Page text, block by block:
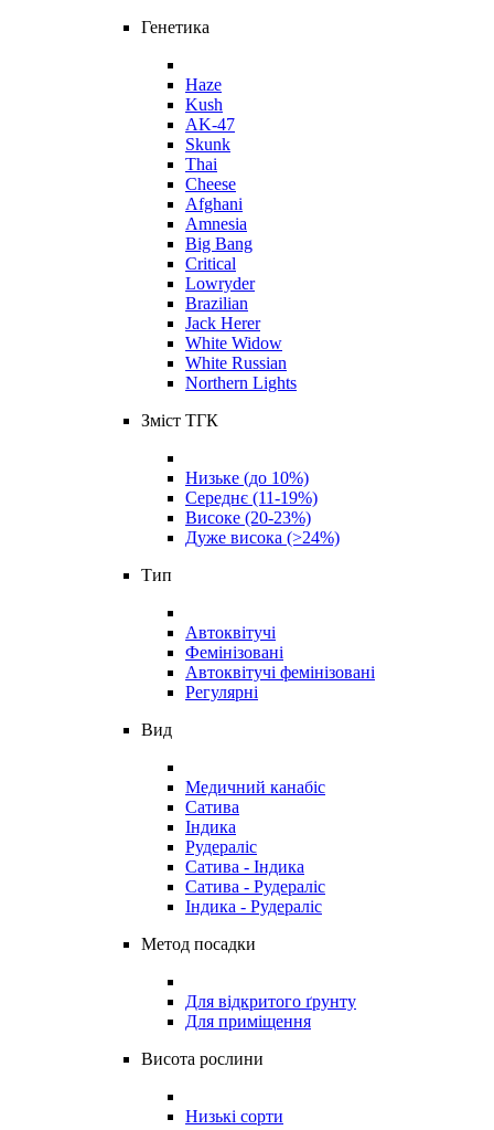
Генетика
Haze
Kush
AK-47
Skunk
Thai
Cheese
Afghani
Amnesia
Big Bang
Critical
Lowryder
Brazilian
Jack Herer
White Widow
White Russian
Northern Lights
Зміст ТГК
Низьке (до 10%)
Середнє (11-19%)
Високе (20-23%)
Дуже висока (>24%)
Тип
Автоквітучі
Фемінізовані
Автоквітучі фемінізовані
Регулярні
Вид
Медичний канабіс
Сатива
Індика
Рудераліс
Сатива - Індика
Сатива - Рудераліс
Індика - Рудераліс
Метод посадки
Для відкритого ґрунту
Для приміщення
Висота рослини
Низькі сорти